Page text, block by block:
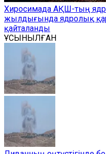
Хиросимада АҚШ-тың
жылдығында ядролық
қайталанды
ҰСЫНЫЛҒАН